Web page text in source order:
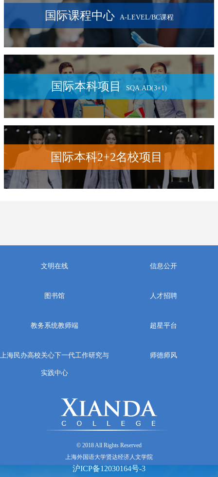
国际课程中心 A-LEVEL/BC课程
国际本科项目 SQA.AD(3+1)
国际本科2+2名校项目
文明在线 信息公开
图书馆 人才招聘
教务系统教师端 超星平台
上海民办高校关心下一代工作研究与
实践中心
师德师风
© 2018 All Rights Reserved
上海外国语大学贤达经济人文学院
沪ICP备12030164号-3